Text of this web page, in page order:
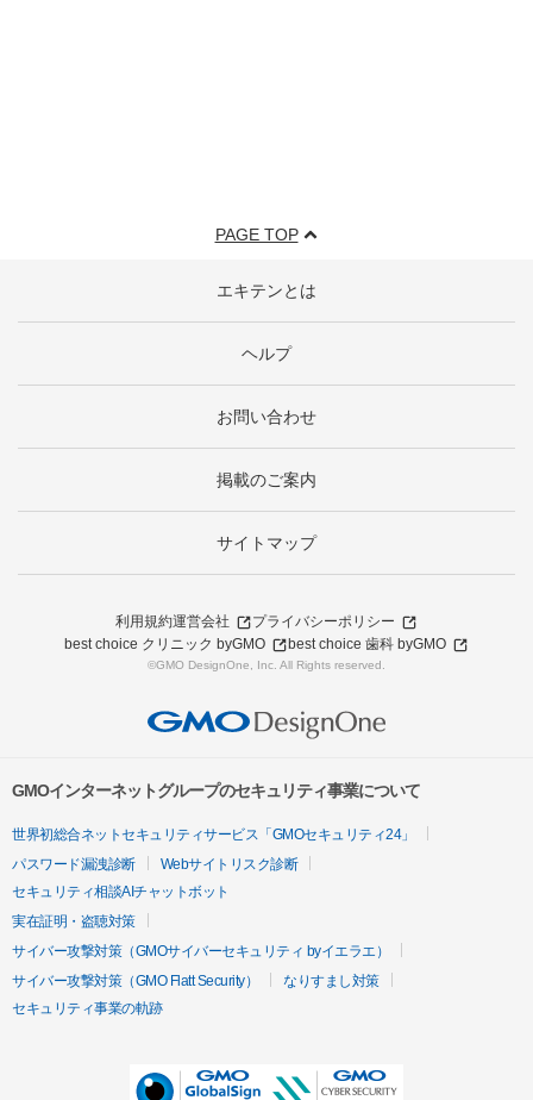
PAGE TOP
エキテンとは
ヘルプ
お問い合わせ
掲載のご案内
サイトマップ
利用規約運営会社
プライバシーポリシー
best choice クリニック byGMO
best choice 歯科 byGMO
©GMO DesignOne, Inc. All Rights reserved.
GMOインターネットグループのセキュリティ事業について
世界初総合ネットセキュリティサービス「GMOセキュリティ24」
パスワード漏洩診断
Webサイトリスク診断
セキュリティ相談AIチャットボット
実在証明・盗聴対策
サイバー攻撃対策（GMOサイバーセキュリティ byイエラエ）
サイバー攻撃対策（GMO Flatt Security）
なりすまし対策
セキュリティ事業の軌跡